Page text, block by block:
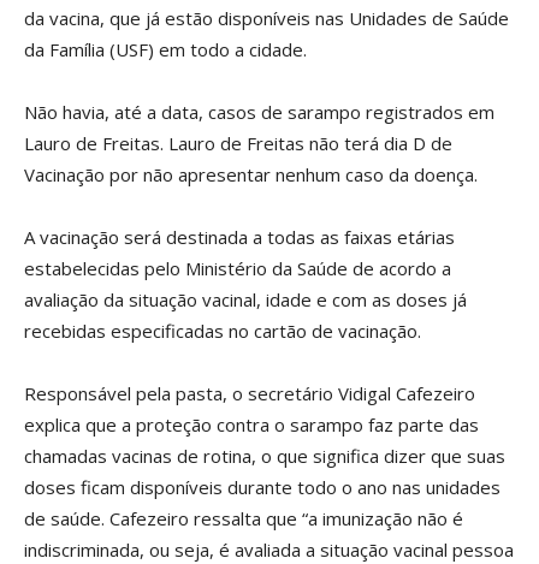
da vacina, que já estão disponíveis nas Unidades de Saúde
da Família (USF) em todo a cidade.
Não havia, até a data, casos de sarampo registrados em
Lauro de Freitas. Lauro de Freitas não terá dia D de
Vacinação por não apresentar nenhum caso da doença.
A vacinação será destinada a todas as faixas etárias
estabelecidas pelo Ministério da Saúde de acordo a
avaliação da situação vacinal, idade e com as doses já
recebidas especificadas no cartão de vacinação.
Responsável pela pasta, o secretário Vidigal Cafezeiro
explica que a proteção contra o sarampo faz parte das
chamadas vacinas de rotina, o que significa dizer que suas
doses ficam disponíveis durante todo o ano nas unidades
de saúde. Cafezeiro ressalta que “a imunização não é
indiscriminada, ou seja, é avaliada a situação vacinal pessoa